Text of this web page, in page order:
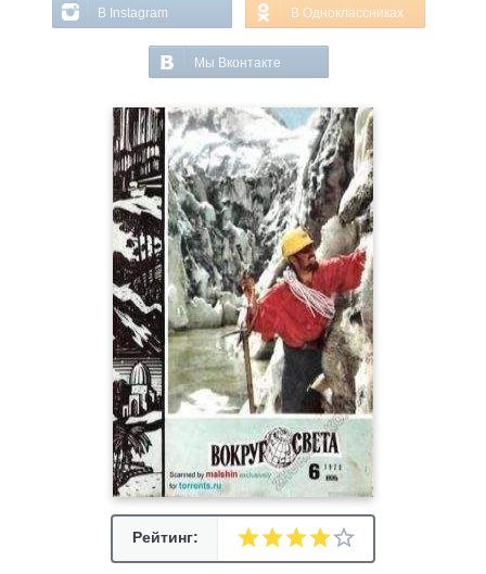
В Instagram В Одноклассниках
Мы Вконтакте
Рейтинг: